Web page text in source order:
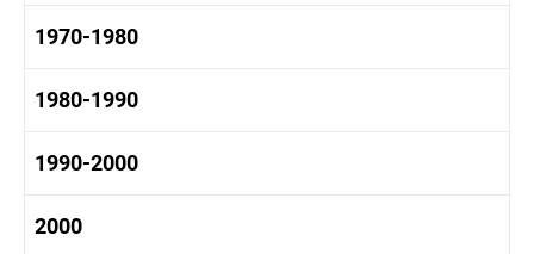
1950-1960 промышленность
1950-1960 культура
1960-1970 история
1960-1970 промышленность
1960-1970 культура
1970-1980
1970-1980 история
1970-1980 культура
1970 - 1980 быт
1980-1990
1980 -1990 история
1980-1990 культура
1990-2000
2000